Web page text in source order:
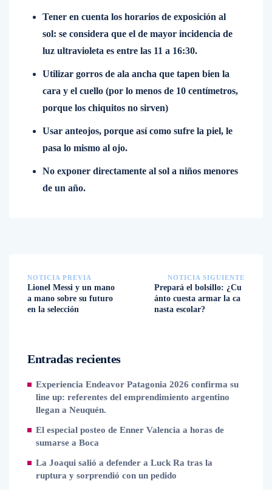
Tener en cuenta los horarios de exposición al
sol: se considera que el de mayor incidencia de
luz ultravioleta es entre las 11 a 16:30.
Utilizar gorros de ala ancha que tapen bien la
cara y el cuello (por lo menos de 10 centímetros,
porque los chiquitos no sirven)
Usar anteojos, porque así como sufre la piel, le
pasa lo mismo al ojo.
No exponer directamente al sol a niños menores
de un año.
NOTICIA PREVIA
Lionel Messi y un mano
a mano sobre su futuro
en la selección
NOTICIA SIGUIENTE
Prepará el bolsillo: ¿Cu
ánto cuesta armar la ca
nasta escolar?
Entradas recientes
Experiencia Endeavor Patagonia 2026 confirma su
line up: referentes del emprendimiento argentino
llegan a Neuquén.
El especial posteo de Enner Valencia a horas de
sumarse a Boca
La Joaqui salió a defender a Luck Ra tras la
ruptura y sorprendió con un pedido